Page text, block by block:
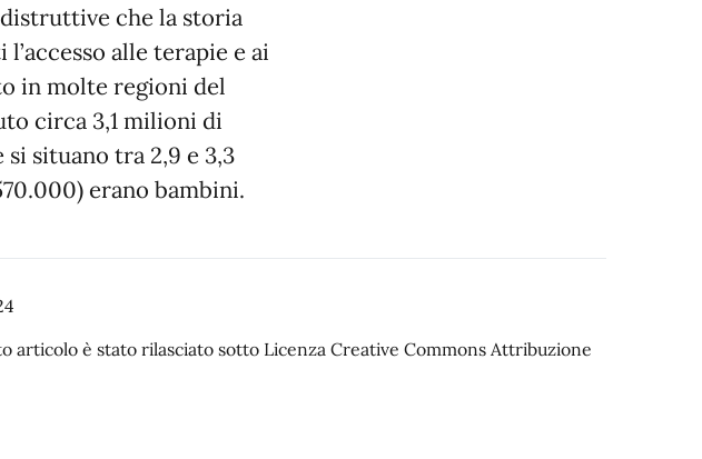
che la storia
alle terapie e ai
in molte regioni del
circa 3,1 milioni di
situano tra 2,9 e 3,3
erano bambini.
articolo è stato rilasciato sotto Licenza Creative Commons Attribuzione